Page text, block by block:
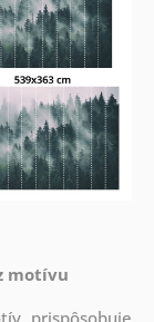
motívu
prispôsobuje